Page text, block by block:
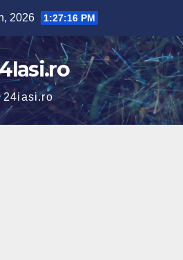
2026 1:27:17 PM
24iasi.ro